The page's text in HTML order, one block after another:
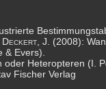
J.
(2008):
& Evers).
oder Heteropteren (I.
Fischer Verlag